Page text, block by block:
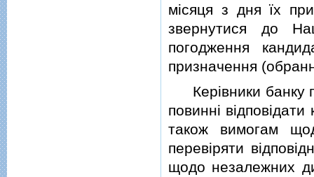
мiсяця з дня їх
звернутися до
погодження
призначення
Керiвники банку
повиннi
також вимогам
перевiряти
щодо незалежних